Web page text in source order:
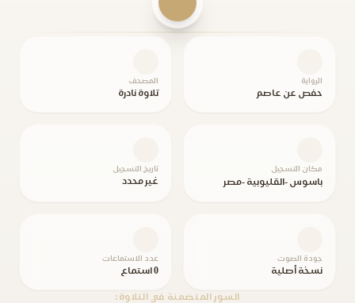
الرواية
حفص عن عاصم
المصحف
تلاوة نادرة
مكان التسجيل
باسوس -القليوبية -مصر
تاريخ التسجيل
غير محدد
جودة الصوت
نسخة أصلية
عدد الاستماعات
0 استماع
السور المتضمنة في التلاوة: